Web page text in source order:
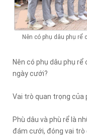
Nên có phụ dâu phụ rể
Nên có phụ dâu phụ
ngày cưới?
Vai trò quan trọng của
Phù dâu và phù rể là
đám cưới, đóng vai trò